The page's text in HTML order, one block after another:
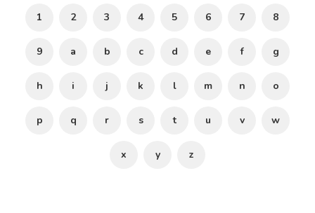
1 2 3 4 5 6 7 8
9 a b c d e f g
h i j k l m n o
p q r s t u v w
x y z